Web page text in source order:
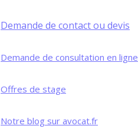
Demande de contact ou devis
Demande de consultation en ligne
Offres de stage
Notre blog sur avocat.fr